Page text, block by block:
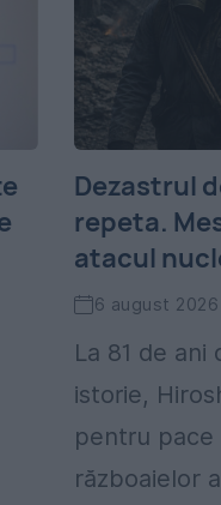
Dezastrul
repeta.
atacul
6 august 2026
La 81 de
istorie,
pentru pace
războaielor